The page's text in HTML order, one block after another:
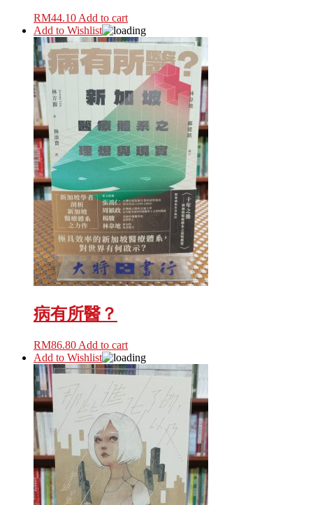
RM44.10 Add to cart
Add to Wishlist
病有所醫？
RM86.80 Add to cart
Add to Wishlist